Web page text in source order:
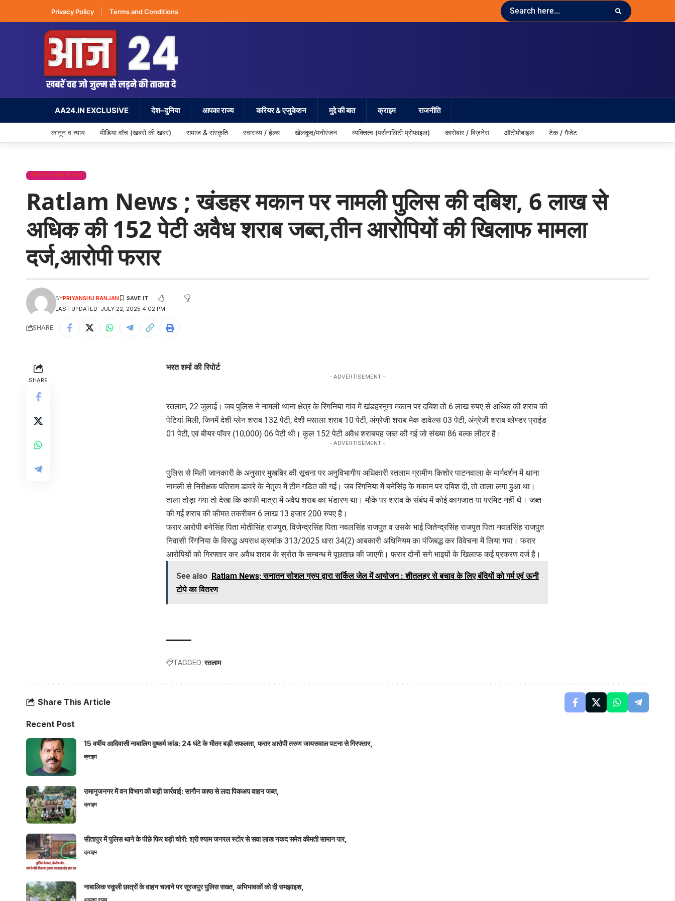
Privacy Policy Terms and Conditions
AA24.IN EXCLUSIVE देश–दुनिया आपका राज्य करियर & एजुकेशन मुद्दे की बात क्राइम राजनीति
कानून व न्याय मीडिया वॉच (खबरों की खबर) समाज & संस्कृति स्वास्थ्य / हेल्थ खेलकूद/मनोरंजन व्यक्तित्व (पर्सनालिटी प्रोफ़ाइल) कारोबार / बिज़नेस ऑटोमोबाइल टेक / गैजेट
मीडिया वॉच (खबरों की खबर)
Ratlam News ; खंडहर मकान पर नामली पुलिस की दबिश, 6 लाख से
अधिक की 152 पेटी अवैध शराब जब्त,तीन आरोपियों की खिलाफ मामला
दर्ज,आरोपी फरार
LAST UPDATED: JULY 22, 2025 4:02 PM
BYPRIYANSHU RANJAN
SHARE
SHARE
भरत शर्मा की रिपोर्ट
- ADVERTISEMENT -
रतलाम, 22 जुलाई। जब पुलिस ने नामली थाना क्षेत्र के रिंगनिया गांव में खंडहरनुमा मकान पर दबिश तो 6 लाख रुपए से अधिक की शराब की
पेटियां मिली, जिनमें देशी प्लेन शराब 132 पेटी, देशी मसाला शराब 10 पेटी, अंग्रेजी शराब मेक डावेल्स 03 पेटी, अंग्रेजी शराब ब्लेण्डर प्राईड
01 पेटी, एवं बीयर पॉवर (10,000) 06 पेटी थी। कुल 152 पेटी अवैध शराबयह जब्त की गई जो संख्या 86 बल्क लीटर है।
- ADVERTISEMENT -
पुलिस से मिली जानकारी के अनुसार मुखबिर की सूचना पर अनुविभागीय अधिकारी रतलाम ग्रामीण किशोर पाटनवाला के मार्गदर्शन में थाना
नामली से निरीक्षक पतिराम डावरे के नेतृत्व में टीम गठित की गई। जब रिंगनिया में बनेसिंह के मकान पर दबिश दी, तो ताला लगा हुआ था।
ताला तोड़ा गया तो देखा कि काफी मात्रा में अवैध शराब का भंडारण था। मौके पर शराब के संबंध में कोई कागजात या परमिट नहीं थे। जब्त
की गई शराब की कीमत तकरीबन 6 लाख 13 हजार 200 रुपए है।
फरार आरोपी बनेसिंह पिता मोतीसिंह राजपुत, विजेन्द्रसिंह पिता नवलसिंह राजपुत व उसके भाई जितेन्द्रसिंह राजपुत पिता नवलसिंह राजपुत
निवासी रिंगनिया के विरुद्ध अपराध क्रमांक 313/2025 धारा 34(2) आबकारी अधिनियम का पंजिबद्ध कर विवेचना में लिया गया। फरार
आरोपियों को गिरफ्तार कर अवैध शराब के स्रोत के सम्बन्ध मे पूछताछ की जाएगी। फरार दोनों सगे भाइयों के खिलाफ कई प्रकरण दर्ज है।
See also Ratlam News; सनातन सोशल ग्रुप द्वारा सर्किल जेल में आयोजन : शीतलहर से बचाव के लिए बंदियों को गर्म एवं ऊनी
टोपे का वितरण
TAGGED: रतलाम
Share This Article
Recent Post
15 वर्षीय आदिवासी नाबालिग दुष्कर्म कांड: 24 घंटे के भीतर बड़ी सफलता, फरार आरोपी तरुण जायसवाल पटना से गिरफ्तार,
क्राइम
रामानुजनगर में वन विभाग की बड़ी कार्रवाई: सागौन काष्ठ से लदा पिकअप वाहन जब्त,
क्राइम
सीतापुर में पुलिस थाने के पीछे फिर बड़ी चोरी: श्री श्याम जनरल स्टोर से सवा लाख नकद समेत कीमती सामान पार,
क्राइम
नाबालिक स्कूली छात्रों के वाहन चलाने पर सूरजपुर पुलिस सख्त, अभिभावकों को दी समझाइश,